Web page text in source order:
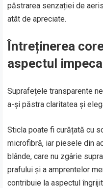
păstrarea senzației de
atât de apreciate.
Întreținerea
aspectul
Suprafețele transparente
a-și păstra claritatea și
Sticla poate fi curățată cu
microfibră, iar piesele din
blânde, care nu zgârie
prafului și a amprentelor
contribuie la aspectul